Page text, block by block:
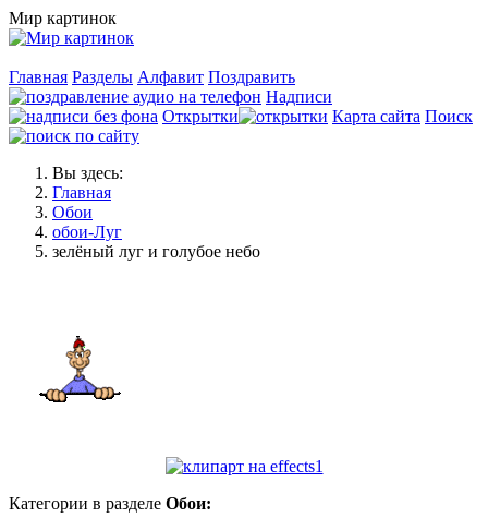
Мир картинок
Главная Разделы Алфавит Поздравить
Надписи
Открытки
Карта сайта Поиск
Вы здесь:
Главная
Обои
обои-Луг
зелёный луг и голубое небо
Категории в разделе Обои: